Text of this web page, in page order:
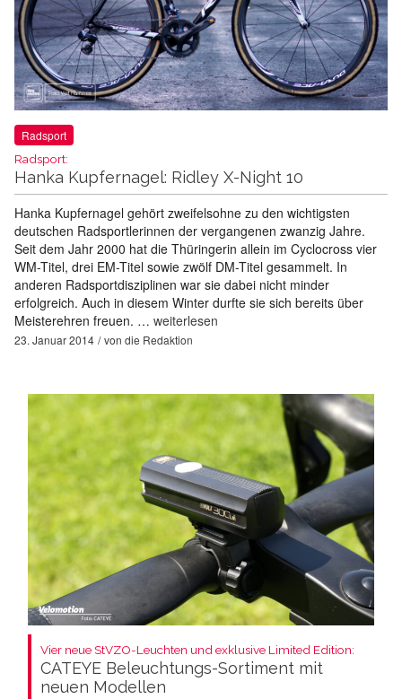
Radsport
Radsport:
Hanka Kupfernagel: Ridley X-Night 10
Hanka Kupfernagel gehört zweifelsohne zu den wichtigsten
deutschen Radsportlerinnen der vergangenen zwanzig Jahre.
Seit dem Jahr 2000 hat die Thüringerin allein im Cyclocross vier
WM-Titel, drei EM-Titel sowie zwölf DM-Titel gesammelt. In
anderen Radsportdisziplinen war sie dabei nicht minder
erfolgreich. Auch in diesem Winter durfte sie sich bereits über
Meisterehren freuen. … weiterlesen
23. Januar 2014 von die Redaktion
Vier neue StVZO-Leuchten und exklusive Limited Edition:
CATEYE Beleuchtungs-Sortiment mit
neuen Modellen